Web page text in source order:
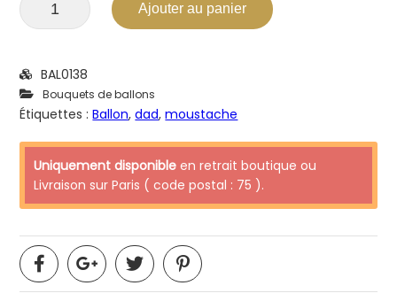
Ajouter au panier
BAL0138
Bouquets de ballons
Étiquettes :Ballon,dad,moustache
Uniquement disponible en retrait boutique ou
Livraison sur Paris ( code postal : 75 ).